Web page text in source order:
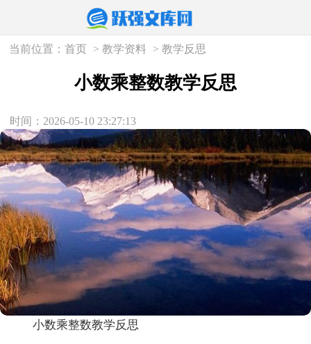
当前位置：首页 >教学资料 >教学反思
小数乘整数教学反思
时间：2026-05-10 23:27:13
小数乘整数教学反思